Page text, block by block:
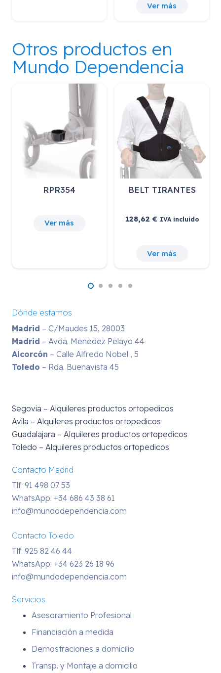
Ver más
Otros productos en
Mundo Dependencia
RPR354
Ver más
BELT TIRANTES
128,62€ IVA incluido
Ver más
Dónde estamos
Madrid – C/Maudes 15, 28003
Madrid – Avda. Menedez Pelayo 44
Alcorcón – Calle Alfredo Nobel , 5
Toledo – Rda. Buenavista 45
Segovia – Alquileres productos ortopedicos
Avila – Alquileres productos ortopedicos
Guadalajara – Alquileres productos ortopedicos
Toledo – Alquileres productos ortopedicos
Contacto Madrid
Tlf: 91 498 07 53
WhatsApp: +34 686 43 38 61
info@mundodependencia.com
Contacto Toledo
Tlf: 925 82 46 44
WhatsApp: +34 623 26 18 96
info@mundodependencia.com
Servicios
Asesoramiento Profesional
Financiación a medida
Demostraciones a domicilio
Transp. y Montaje a domicilio